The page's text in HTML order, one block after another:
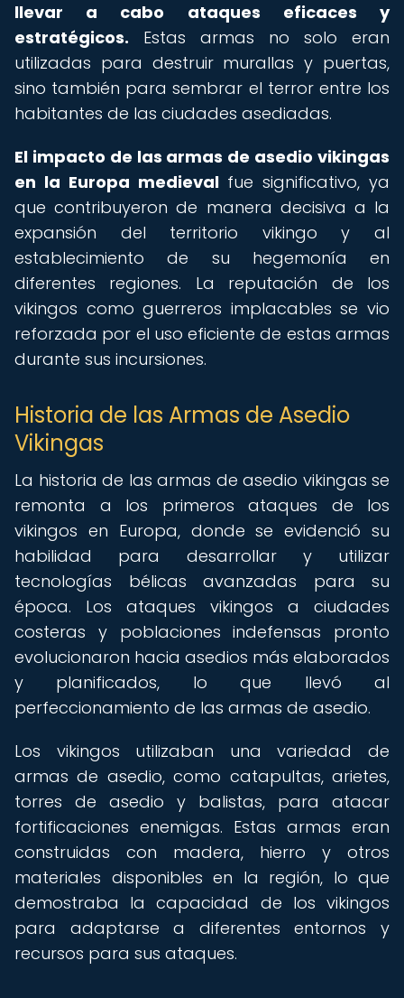
llevar a cabo ataques eficaces y
estratégicos. Estas armas no solo eran
utilizadas para destruir murallas y puertas,
sino también para sembrar el terror entre los
habitantes de las ciudades asediadas.
El impacto de las armas de asedio vikingas
en la Europa medievalfue significativo, ya
que contribuyeron de manera decisiva a la
expansión del territorio vikingo y al
establecimiento de su hegemonía en
diferentes regiones. La reputación de los
vikingos como guerreros implacables se vio
reforzada por el uso eficiente de estas armas
durante sus incursiones.
Historia de las Armas de Asedio
Vikingas
La historia de las armas de asedio vikingas se
remonta a los primeros ataques de los
vikingos en Europa, donde se evidenció su
habilidad para desarrollar y utilizar
tecnologías bélicas avanzadas para su
época. Los ataques vikingos a ciudades
costeras y poblaciones indefensas pronto
evolucionaron hacia asedios más elaborados
y planificados, lo que llevó al
perfeccionamiento de las armas de asedio.
Los vikingos utilizaban una variedad de
armas de asedio, como catapultas, arietes,
torres de asedio y balistas, para atacar
fortificaciones enemigas. Estas armas eran
construidas con madera, hierro y otros
materiales disponibles en la región, lo que
demostraba la capacidad de los vikingos
para adaptarse a diferentes entornos y
recursos para sus ataques.